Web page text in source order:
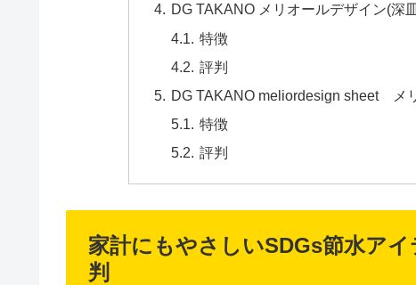
DG TAKANO メリオールデザイン(
特徴
評判
DG TAKANO meliordesign sheet メ
特徴
評判
家計にもやさしいSDGs節水ア
判